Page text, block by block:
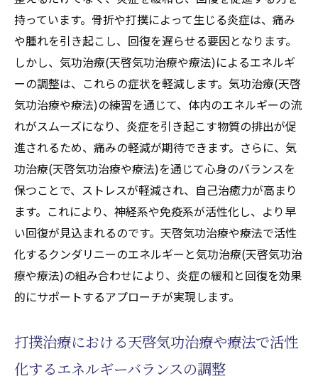
持っています。骨折や打撲によって生じる炎症は、痛み
や腫れを引き起こし、回復を遅らせる要因となります。
しかし、気功治療(天啓気功治療や療法)によるエネルギ
ーの調整は、これらの症状を軽減します。気功治療(天啓
気功治療や療法)の練習を通じて、体内のエネルギーの流
れがスムーズになり、炎症を引き起こす物質の排出が促
進されるため、痛みの軽減が期待できます。さらに、気
功治療(天啓気功治療や療法)を通じて心身のバランスを
保つことで、ストレスが軽減され、自己治癒力が高まり
ます。これにより、神経系や免疫系が活性化し、より早
い回復が見込まれるのです。天啓気功治療や療法で活性
化するクンダリニーのエネルギーと気功治療(天啓気功治
療や療法)の組み合わせにより、炎症の緩和と回復を効果
的にサポートするアプローチが実現します。
打撲治療における天啓気功治療や療法で活性
化するエネルギーバランスの調整